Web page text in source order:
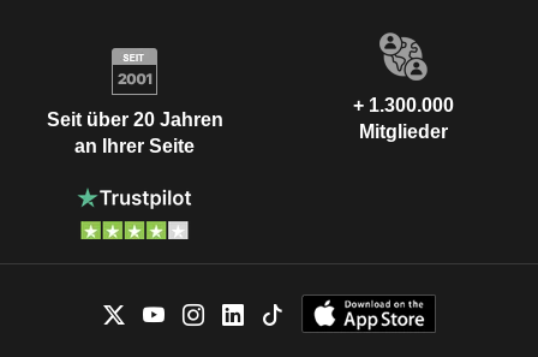
Seit über 20 Jahren
an Ihrer Seite
+ 1.300.000
Mitglieder